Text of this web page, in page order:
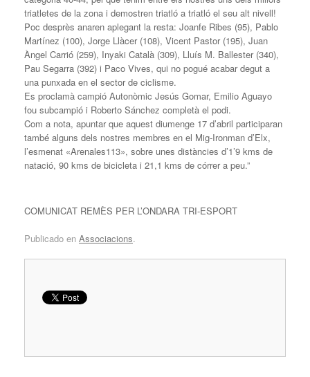
triatletes de la zona i demostren triatló a triatló el seu alt nivell!
Poc desprès anaren aplegant la resta: Joanfe Ribes (95), Pablo
Martínez (100), Jorge Llàcer (108), Vicent Pastor (195), Juan
Àngel Carrió (259), Inyaki Català (309), Lluís M. Ballester (340),
Pau Segarra (392) i Paco Vives, qui no pogué acabar degut a
una punxada en el sector de ciclisme.
Es proclamà campió Autonòmic Jesús Gomar, Emilio Aguayo
fou subcampió i Roberto Sánchez completà el podi.
Com a nota, apuntar que aquest diumenge 17 d’abril participaran
també alguns dels nostres membres en el Mig-Ironman d’Elx,
l’esmenat «Arenales113», sobre unes distàncies d’1’9 kms de
natació, 90 kms de bicicleta i 21,1 kms de córrer a peu.”
COMUNICAT REMÈS PER L’ONDARA TRI-ESPORT
Publicado en Associacions.